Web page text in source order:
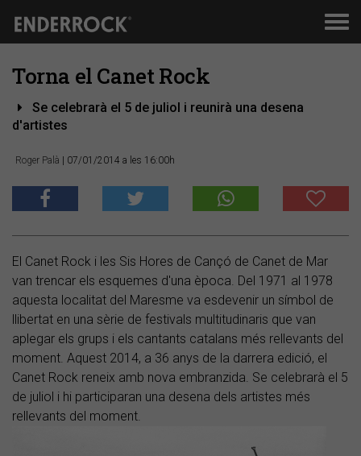
Torna el Canet Rock
Se celebrarà el 5 de juliol i reunirà una desena
d'artistes
Roger Palà | 07/01/2014 a les 16:00h
El Canet Rock i les Sis Hores de Cançó de Canet de Mar
van trencar els esquemes d'una època. Del 1971 al 1978
aquesta localitat del Maresme va esdevenir un símbol de
llibertat en una sèrie de festivals multitudinaris que van
aplegar els grups i els cantants catalans més rellevants del
moment. Aquest 2014, a 36 anys de la darrera edició, el
Canet Rock reneix amb nova embranzida. Se celebrarà el 5
de juliol i hi participaran una desena dels artistes més
rellevants del moment.